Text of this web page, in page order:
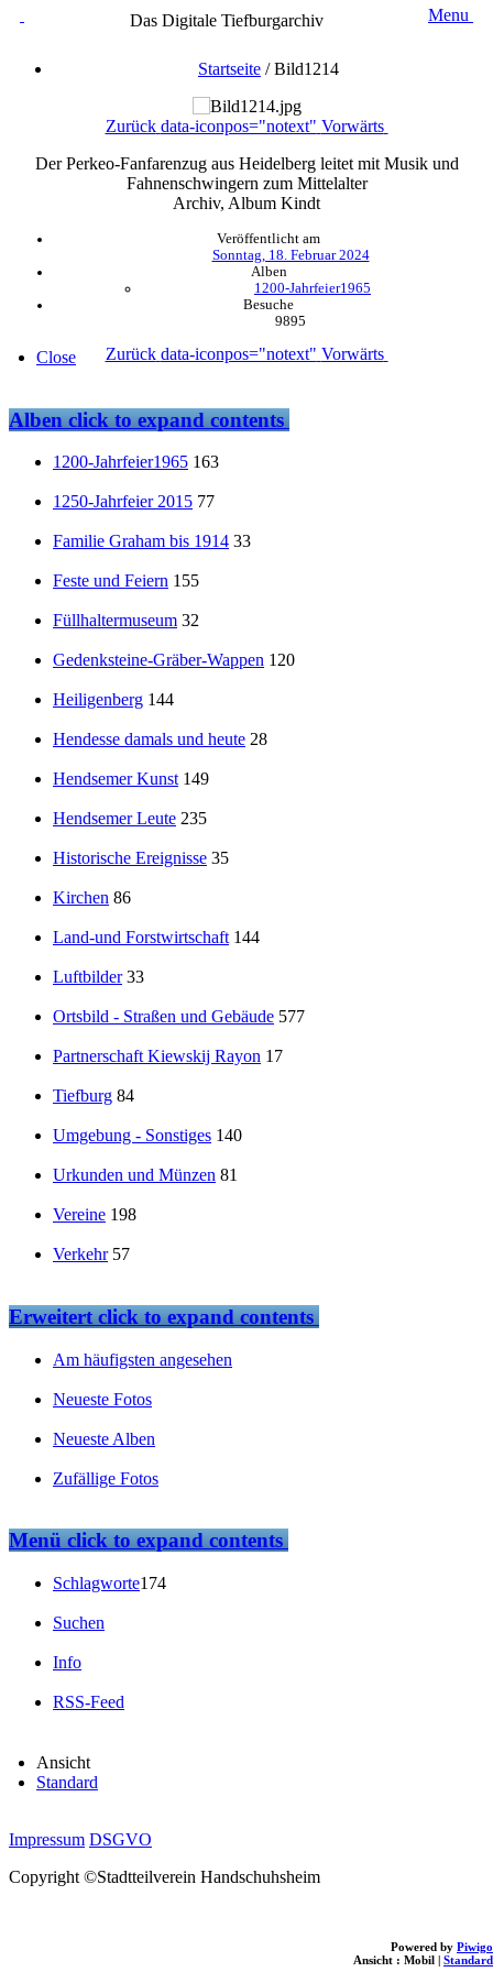
Das Digitale Tiefburgarchiv Menu
Startseite /Bild1214
Zurück data-iconpos="notext" Vorwärts
Der Perkeo-Fanfarenzug aus Heidelberg leitet mit Musik und
Fahnenschwingern zum Mittelalter
Archiv, Album Kindt
Veröffentlicht am
Sonntag, 18. Februar 2024
Alben
1200-Jahrfeier1965
Besuche
9895
Zurück data-iconpos="notext" Vorwärts
Powered by Piwigo
Ansicht : Mobil | Standard
Close
Albenclick to expand contents
1200-Jahrfeier1965 163
1250-Jahrfeier 2015 77
Familie Graham bis 1914 33
Feste und Feiern 155
Füllhaltermuseum 32
Gedenksteine-Gräber-Wappen 120
Heiligenberg 144
Hendesse damals und heute 28
Hendsemer Kunst 149
Hendsemer Leute 235
Historische Ereignisse 35
Kirchen 86
Land-und Forstwirtschaft 144
Luftbilder 33
Ortsbild - Straßen und Gebäude 577
Partnerschaft Kiewskij Rayon 17
Tiefburg 84
Umgebung - Sonstiges 140
Urkunden und Münzen 81
Vereine 198
Verkehr 57
Erweitertclick to expand contents
Am häufigsten angesehen
Neueste Fotos
Neueste Alben
Zufällige Fotos
Menüclick to expand contents
Schlagworte174
Suchen
Info
RSS-Feed
Ansicht
Standard
Impressum DSGVO
Copyright ©Stadtteilverein Handschuhsheim